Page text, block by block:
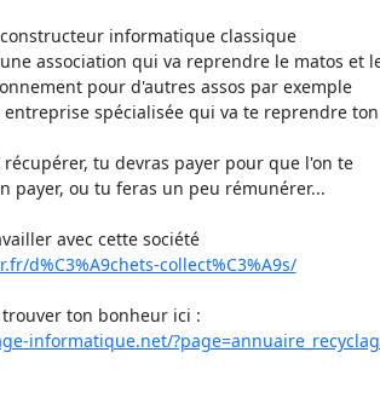
informatique classique
association qui va reprendre le matos et
pour d'autres assos par exemple
entreprise spécialisée qui va te reprendre
tu devras payer pour que l'on te
payer, ou tu feras un peu rémunérer...
Sur Lille, j'ai pu travailler avec cette société
d%C3%A9chets-collect%C3%A9s/
informatique.net/